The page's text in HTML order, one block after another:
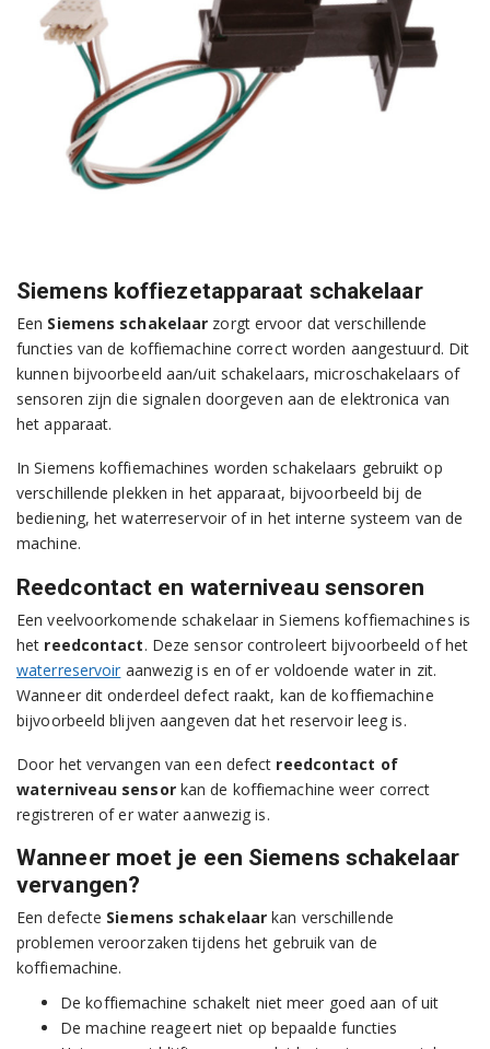
Siemens koffiezetapparaat schakelaar
Een Siemens schakelaar zorgt ervoor dat verschillende
functies van de koffiemachine correct worden aangestuurd. Dit
kunnen bijvoorbeeld aan/uit schakelaars, microschakelaars of
sensoren zijn die signalen doorgeven aan de elektronica van
het apparaat.
In Siemens koffiemachines worden schakelaars gebruikt op
verschillende plekken in het apparaat, bijvoorbeeld bij de
bediening, het waterreservoir of in het interne systeem van de
machine.
Reedcontact en waterniveau sensoren
Een veelvoorkomende schakelaar in Siemens koffiemachines is
het reedcontact. Deze sensor controleert bijvoorbeeld of het
waterreservoir aanwezig is en of er voldoende water in zit.
Wanneer dit onderdeel defect raakt, kan de koffiemachine
bijvoorbeeld blijven aangeven dat het reservoir leeg is.
Door het vervangen van een defect reedcontact of
waterniveau sensorkan de koffiemachine weer correct
registreren of er water aanwezig is.
Wanneer moet je een Siemens schakelaar
vervangen?
Een defecte Siemens schakelaar kan verschillende
problemen veroorzaken tijdens het gebruik van de
koffiemachine.
De koffiemachine schakelt niet meer goed aan of uit
De machine reageert niet op bepaalde functies